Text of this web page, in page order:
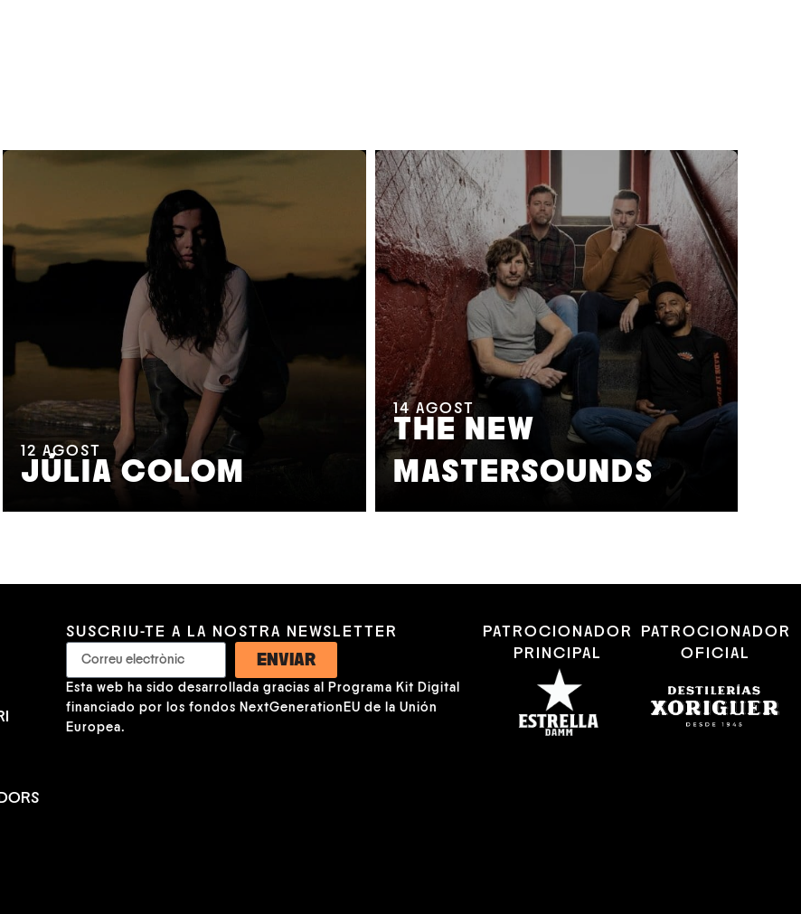
12 AGOST
JÚLIA COLOM
14 AGOST
THE NEW
MASTERSOUNDS
SUSCRIU-TE A LA NOSTRA NEWSLETTER
ENVIAR
Esta web ha sido desarrollada gracias al Programa Kit Digital
financiado por los fondos NextGenerationEU de la Unión
Europea.
PATROCIONADOR
PRINCIPAL
PATROCIONADOR
OFICIAL